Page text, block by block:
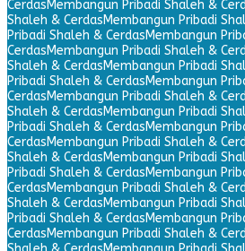
CerdasMembangun Pribadi Shaleh &
Shaleh & CerdasMembangun Pribadi
Pribadi Shaleh & CerdasMembangun
CerdasMembangun Pribadi Shaleh &
Shaleh & CerdasMembangun Pribadi
Pribadi Shaleh & CerdasMembangun
CerdasMembangun Pribadi Shaleh &
Shaleh & CerdasMembangun Pribadi
Pribadi Shaleh & CerdasMembangun
CerdasMembangun Pribadi Shaleh &
Shaleh & CerdasMembangun Pribadi
Pribadi Shaleh & CerdasMembangun
CerdasMembangun Pribadi Shaleh &
Shaleh & CerdasMembangun Pribadi
Pribadi Shaleh & CerdasMembangun
CerdasMembangun Pribadi Shaleh &